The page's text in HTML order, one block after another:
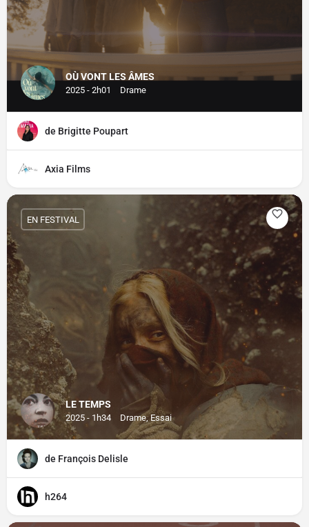
OÙ VONT LES ÂMES
2025 - 2h01 Drame
de Brigitte Poupart
Axia Films
LE TEMPS
2025 - 1h34 Drame, Essai
EN FESTIVAL
de François Delisle
h264